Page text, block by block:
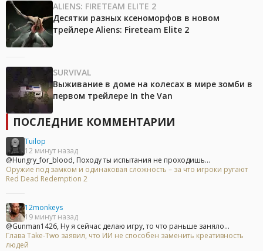
ALIENS: FIRETEAM ELITE 2
Десятки разных ксеноморфов в новом
трейлере Aliens: Fireteam Elite 2
SURVIVAL
Выживание в доме на колесах в мире зомби в
первом трейлере In the Van
ПОСЛЕДНИЕ КОММЕНТАРИИ
Tuilop
12 минут назад
@Hungry_for_blood, Походу ты испытания не проходишь...
Оружие под замком и одинаковая сложность – за что игроки ругают
Red Dead Redemption 2
12monkeys
19 минут назад
@Gunman1426, Ну я сейчас делаю игру, то что раньше заняло...
Глава Take-Two заявил, что ИИ не способен заменить креативность
людей